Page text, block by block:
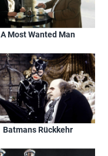
A Most Wanted Man
Batmans Rückkehr